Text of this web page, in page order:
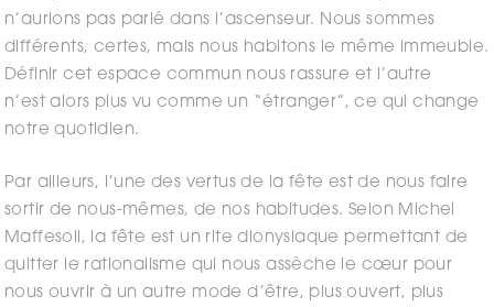
n’aurions pas parlé dans l’ascenseur. Nous sommes
différents, certes, mais nous habitons le même immeuble.
Définir cet espace commun nous rassure et l’autre
n’est alors plus vu comme un “étranger”, ce qui change
notre quotidien.
Par ailleurs, l’une des vertus de la fête est de nous faire
sortir de nous-mêmes, de nos habitudes. Selon Michel
Maffesoli, la fête est un rite dionysiaque permettant de
quitter le rationalisme qui nous assèche le cœur pour
nous ouvrir à un autre mode d’être, plus ouvert, plus